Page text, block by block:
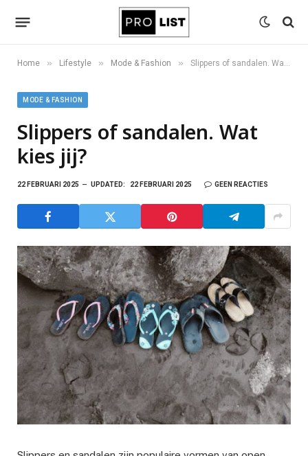
Home » Lifestyle » Mode & Fashion » Slippers of sandalen. Wat kies jij?
MODE & FASHION
Slippers of sandalen. Wat
kies jij?
22 FEBRUARI 2025 UPDATED: 22 FEBRUARI 2025 GEEN REACTIES